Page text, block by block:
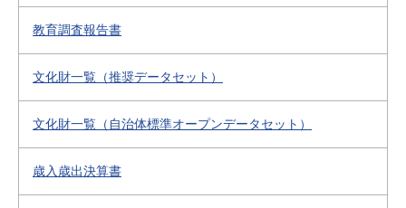
教育調査報告書
文化財一覧（推奨データセット）
文化財一覧（自治体標準オープンデータセット）
歳入歳出決算書